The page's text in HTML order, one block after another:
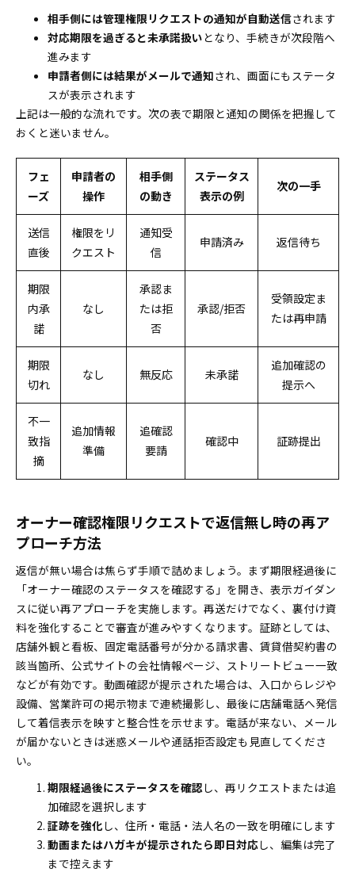
相手側には管理権限リクエストの通知が自動送信されます
対応期限を過ぎると未承諾扱いとなり、手続きが次段階へ
進みます
申請者側には結果がメールで通知され、画面にもステータ
スが表示されます
上記は一般的な流れです。次の表で期限と通知の関係を把握して
おくと迷いません。
フェ
ーズ
申請者の
操作
相手側
の動き
ステータス
表示の例
次の一手
送信
直後
権限をリ
クエスト
通知受
信
申請済み 返信待ち
期限
内承
諾
なし
承認ま
たは拒
否
承認/拒否
受領設定ま
たは再申請
期限
切れ
なし 無反応 未承諾
追加確認の
提示へ
不一
致指
摘
追加情報
準備
追確認
要請
確認中 証跡提出
オーナー確認権限リクエストで返信無し時の再ア
プローチ方法
返信が無い場合は焦らず手順で詰めましょう。まず期限経過後に
「オーナー確認のステータスを確認する」を開き、表示ガイダン
スに従い再アプローチを実施します。再送だけでなく、裏付け資
料を強化することで審査が進みやすくなります。証跡としては、
店舗外観と看板、固定電話番号が分かる請求書、賃貸借契約書の
該当箇所、公式サイトの会社情報ページ、ストリートビュー一致
などが有効です。動画確認が提示された場合は、入口からレジや
設備、営業許可の掲示物まで連続撮影し、最後に店舗電話へ発信
して着信表示を映すと整合性を示せます。電話が来ない、メール
が届かないときは迷惑メールや通話拒否設定も見直してくださ
い。
期限経過後にステータスを確認し、再リクエストまたは追
加確認を選択します
証跡を強化 し、住所・電話・法人名の一致を明確にします
動画またはハガキが提示されたら即日対応し、編集は完了
まで控えます